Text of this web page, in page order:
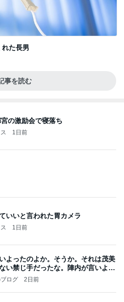
れた長男
事を読む
の激励会で寝落ち
1日前
いいと言われた胃カメラ
1日前
よったのよか。そうか。それは茂美
い禁じ手だったな。陣内が言いよる
ログ 2日前